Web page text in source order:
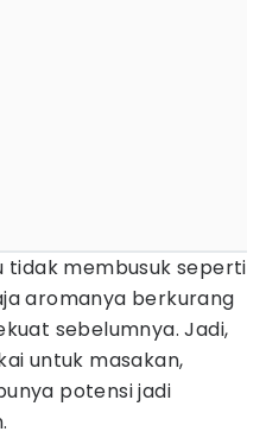
tidak membusuk seperti
aromanya berkurang
sebelumnya. Jadi,
untuk masakan,
potensi jadi